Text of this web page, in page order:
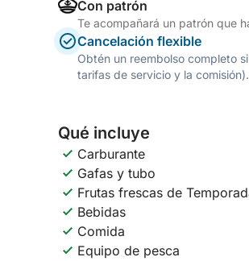
Con patrón
Te acompañará un patrón que
Cancelación flexible
Obtén un reembolso completo
tarifas de servicio y la comisión).
Qué incluye
Carburante
Gafas y tubo
Frutas frescas de
Bebidas
Comida
Equipo de pesca